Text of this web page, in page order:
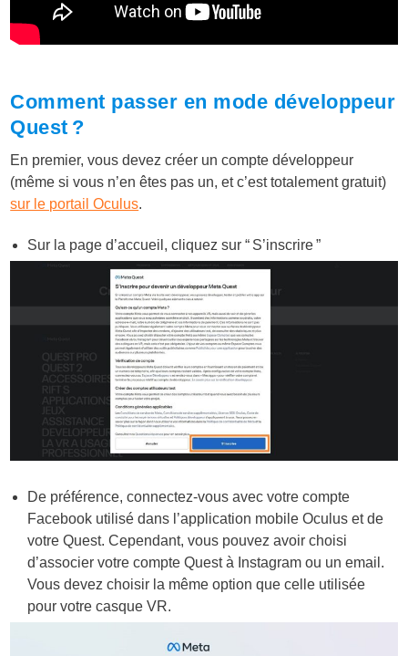
Comment passer en mode développeur
Quest ?
En premier, vous devez créer un compte développeur
(même si vous n’en êtes pas un, et c’est totalement gratuit)
sur le portail Oculus.
Sur la page d’accueil, cliquez sur “ S’inscrire ”
De préférence, connectez-vous avec votre compte
Facebook utilisé dans l’application mobile Oculus et de
votre Quest. Cependant, vous pouvez avoir choisi
d’associer votre compte Quest à Instagram ou un email.
Vous devez choisir la même option que celle utilisée
pour votre casque VR.